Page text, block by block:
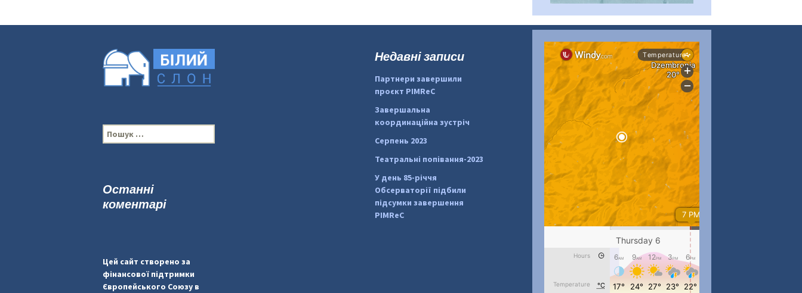
#PipIvanToday
#PipIvanWeather
...
pimrec_project
#PipIvanToday #PipIvanWeather
...
П
о
:
Недавні записи
Партнери завершили
проєкт PIMReC
Завершальна
координаційна зустріч
Серпень 2023
Театральні попівання-2023
У день 85-річчя
Обсерваторії підбили
підсумки завершення
PIMReC
Останні
коментарі
Цей сайт створено за
фінансової підтримки
Європейського Союзу в